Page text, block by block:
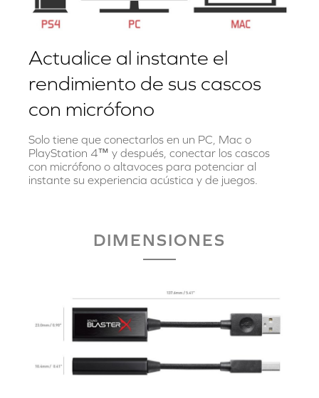
Actualice al instante el
rendimiento de sus cascos
con micrófono
Solo tiene que conectarlos en un PC, Mac o
PlayStation 4™ y después, conectar los cascos
con micrófono o altavoces para potenciar al
instante su experiencia acústica y de juegos.
DIMENSIONES